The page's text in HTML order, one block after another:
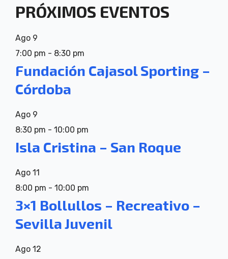
PRÓXIMOS EVENTOS
Ago 9
7:00 pm - 8:30 pm
Fundación Cajasol Sporting –
Córdoba
Ago 9
8:30 pm - 10:00 pm
Isla Cristina – San Roque
Ago 11
8:00 pm - 10:00 pm
3×1 Bollullos – Recreativo –
Sevilla Juvenil
Ago 12